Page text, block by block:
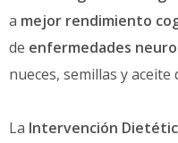
a mejor rendimiento
de enfermedades
nueces, semillas y aceite
La Intervención